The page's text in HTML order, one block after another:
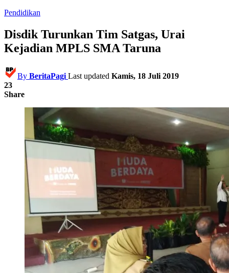
Pendidikan
Disdik Turunkan Tim Satgas, Urai
Kejadian MPLS SMA Taruna
By BeritaPagi Last updated Kamis, 18 Juli 2019
23
Share